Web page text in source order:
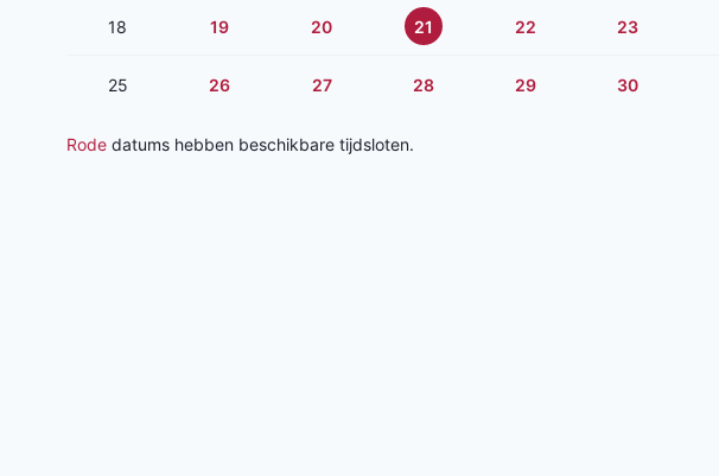
18 19 20 21 22 23
25 26 27 28 29 30
Rode datums hebben beschikbare tijdsloten.